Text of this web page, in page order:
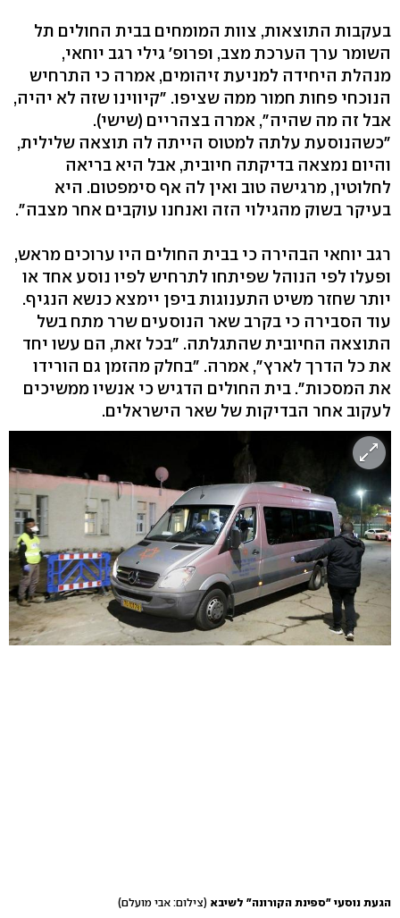
בעקבות התוצאות, צוות המומחים בבית החולים תל
השומר ערך הערכת מצב, ופרופ' גילי רגב יוחאי,
מנהלת היחידה למניעת זיהומים, אמרה כי התרחיש
הנוכחי פחות חמור ממה שציפו. "קיווינו שזה לא יהיה,
אבל זה מה שהיה", אמרה בצהריים (שישי).
"כשהנוסעת עלתה למטוס הייתה לה תוצאה שלילית,
והיום נמצאה בדיקתה חיובית, אבל היא בריאה
לחלוטין, מרגישה טוב ואין לה אף סימפטום. היא
בעיקר בשוק מהגילוי הזה ואנחנו עוקבים אחר מצבה".
רגב יוחאי הבהירה כי בבית החולים היו ערוכים מראש,
ופעלו לפי הנוהל שפיתחו לתרחיש לפיו נוסע אחד או
יותר שחזר משיט התענוגות ביפן יימצא כנשא הנגיף.
עוד הסבירה כי בקרב שאר הנוסעים שרר מתח בשל
התוצאה החיובית שהתגלתה. "בכל זאת, הם עשו יחד
את כל הדרך לארץ", אמרה. "בחלק מהזמן גם הורידו
את המסכות". בית החולים הדגיש כי אנשיו ממשיכים
לעקוב אחר הבדיקות של שאר הישראלים.
הגעת נוסעי "ספינת הקורונה" לשיבא (צילום: אבי מועלם)